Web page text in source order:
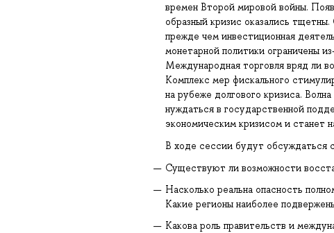
времен Второй мировой войны.
образный кризис оказались
прежде чем инвестиционная
монетарной политики ограничены
Международная торговля вряд ли
Комплекс мер фискального
на рубеже долгового кризиса.
нуждаться в государственной
экономическим кризисом и станет
В ходе сессии будут обсуждаться
Существуют ли возможности
Насколько реальна опасность
Какие регионы наиболее
Какова роль правительств и